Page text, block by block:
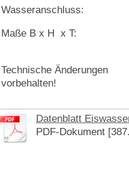
Wasseranschluss:
Maße B x H x T:
Technische Änderungen
vorbehalten!
Datenblatt
PDF-Dokument